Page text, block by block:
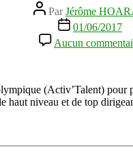
Auteur
de
l’article
ParJérôme
Date
l’article
01/06/2017
Aucun
(Activ’Talent) pour
haut niveau et de top